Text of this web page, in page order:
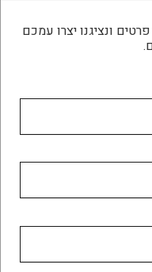
ונציגנו יצרו עמכם